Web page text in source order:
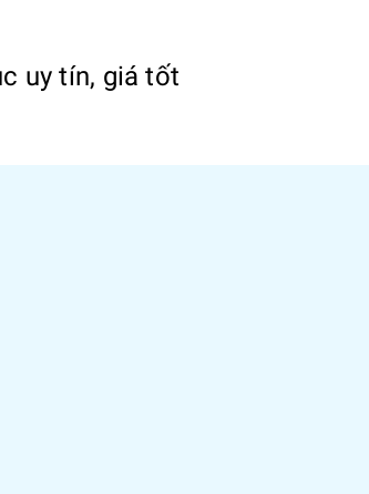
uy tín, giá tốt